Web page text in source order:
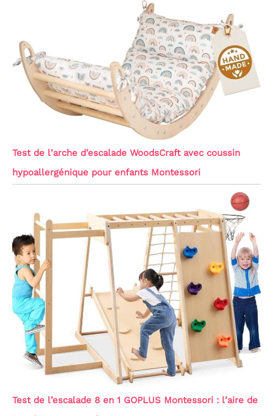
Test de l’arche d’escalade WoodsCraft avec coussin
hypoallergénique pour enfants Montessori
Test de l’escalade 8 en 1 GOPLUS Montessori : l’aire de